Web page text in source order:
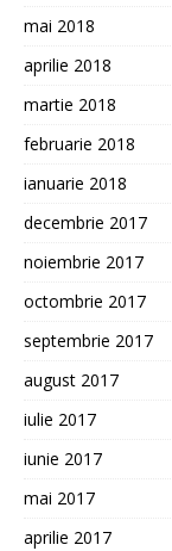
mai 2018
aprilie 2018
martie 2018
februarie 2018
ianuarie 2018
decembrie 2017
noiembrie 2017
octombrie 2017
septembrie 2017
august 2017
iulie 2017
iunie 2017
mai 2017
aprilie 2017